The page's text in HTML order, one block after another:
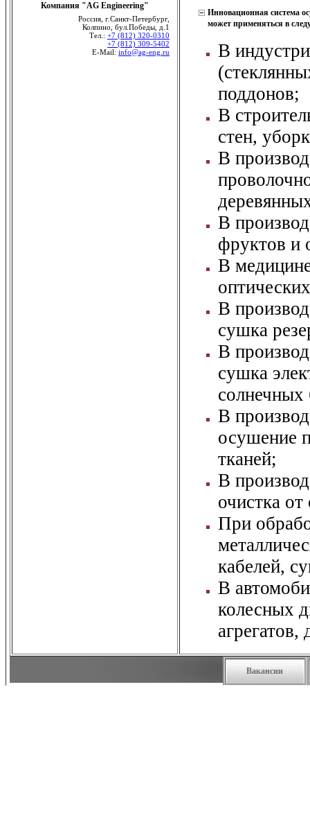
Компания "AG Engineering"
Россия, г.Санкт-Петербург,
Колпино, бул.Победы, д.1
Тел.: +7 (812) 320-0310
+7 (812) 309-5402
E-Mail: info@ag-eng.ru
Инновационная система
может применяться в
В
поддонов;
В
стен,
В
В
фруктов и
В
В
сушка
В
сушка
солнечных
В
осушение
тканей;
В
очистка
При
кабелей,
В
колесных
агрегатов,
Вакансии